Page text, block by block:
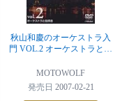
秋山和慶のオーケストラ入
門 VOL.2 オーケストラと指
MOTOWOLF
発売日 2007-02-21